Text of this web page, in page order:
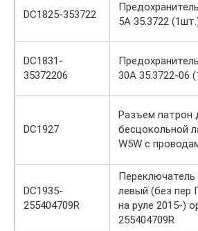
DC1825-353722
5А 35.3722
DC1831-
35372206
30А 35.3722-06
DC1927
Разъем патрон
бесцокольной
W5W с
DC1935-
255404709R
Переключатель
левый (без пер
на руле 2015-)
255404709R